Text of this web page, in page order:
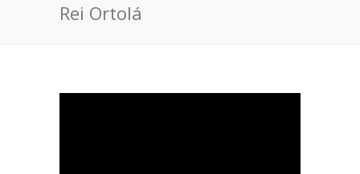
Rei Ortolá